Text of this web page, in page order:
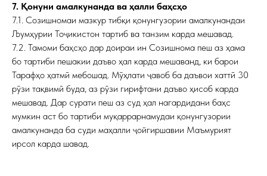
7. Қонуни амалкунанда ва ҳалли баҳсҳо
7.1. Созишномаи мазкур тибқи қонунгузории амалкунандаи
Љумҳурии Тоҷикистон тартиб ва танзим карда мешавад.
7.2. Тамоми баҳсҳо дар доираи ин Созишнома пеш аз ҳама
бо тартиби пешакии даъво ҳал карда мешаванд, ки барои
Тарафҳо ҳатмӣ мебошад. Мӯҳлати ҷавоб ба даъвои хаттӣ 30
рӯзи тақвимӣ буда, аз рӯзи гирифтани даъво ҳисоб карда
мешавад. Дар сурати пеш аз суд ҳал нагардидани баҳс
мумкин аст бо тартиби муқаррарнамудаи қонунгузории
амалкунанда ба суди маҳалли ҷойгиршавии Маъмурият
ирсол карда шавад.